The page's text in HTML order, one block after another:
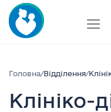
Skip
to
content
Головна/Відділення/
Клініко-